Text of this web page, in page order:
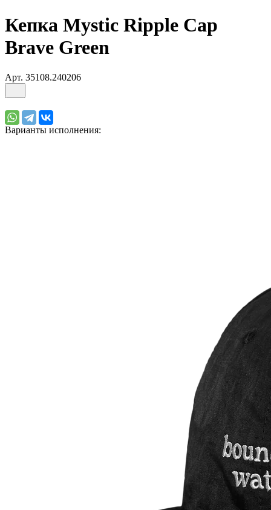
Кепка Mystic Ripple Cap
Brave Green
Арт. 35108.240206
Варианты исполнения: